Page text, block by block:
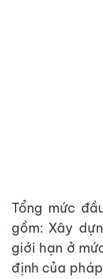
Tổng mức
gồm: Xây
giới hạn ở
định của